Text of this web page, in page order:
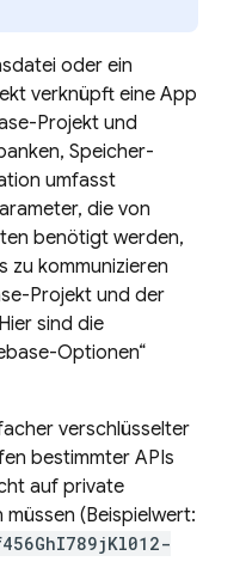
oder ein
verknüpft eine App
Projekt und
Speicher-
umfasst
die von
benötigt werden,
zu kommunizieren
Projekt und der
sind die
Optionen“
verschlüsselter
bestimmter APIs
auf private
(Beispielwert: